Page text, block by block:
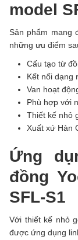
model
Sản phẩm mang
những ưu điểm
Cấu tạo từ
Kết nối dạng
Van hoạt
Phù hợp với
Thiết kế nhỏ
Xuất xứ Hàn
Ứng
đồng
SFL-S1
Với thiết kế nhỏ
được ứng dụng